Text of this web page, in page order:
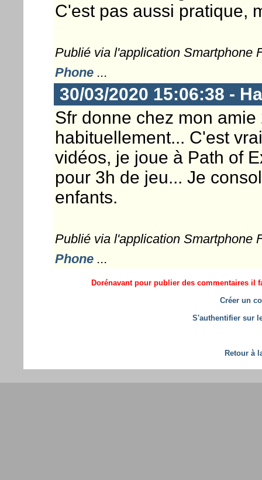
C'est pas aussi pratique,
Publié via l'application Smartphone
Phone...
30/03/2020 15:06:38 -
Sfr donne chez mon
habituellement... C'est
vidéos, je joue à Path of
pour 3h de jeu... Je
enfants.
Publié via l'application Smartphone
Phone...
Dorénavant pour publier des commentaires il
Créer un
S'authentifier sur
Retour à